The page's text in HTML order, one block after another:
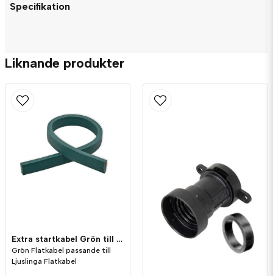
question
Namn
email
Mejladress
Specifikation
Liknande produkter
Extra startkabel Grön till Ljusslinga Flatkabel
Grön Flatkabel passande till
Ljuslinga Flatkabel